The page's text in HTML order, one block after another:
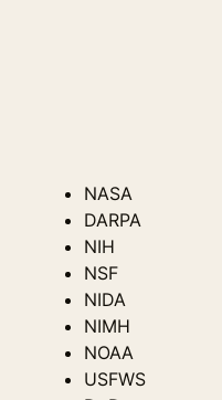
NASA
DARPA
NIH
NSF
NIDA
NIMH
NOAA
USFWS